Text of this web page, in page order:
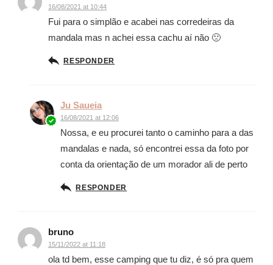
16/08/2021 at 10:44
Fui para o simplão e acabei nas corredeiras da
mandala mas n achei essa cachu aí não 🙁
RESPONDER
Ju Saueia
16/08/2021 at 12:06
Nossa, e eu procurei tanto o caminho para a das
mandalas e nada, só encontrei essa da foto por
conta da orientação de um morador ali de perto
RESPONDER
bruno
15/11/2022 at 11:18
ola td bem, esse camping que tu diz, é só pra quem